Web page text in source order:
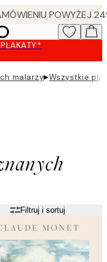
malarzy▸Wszystkie
Filtruj i sortuj